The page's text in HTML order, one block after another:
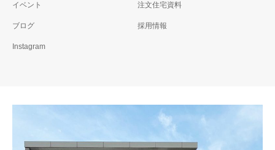
イベント
ブログ
Instagram
注文住宅資料
採用情報